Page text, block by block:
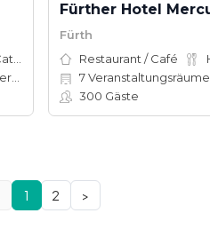
Fürth
Restaurant / Café
7Veranstaltungsräume
300 Gäste
1 2 >